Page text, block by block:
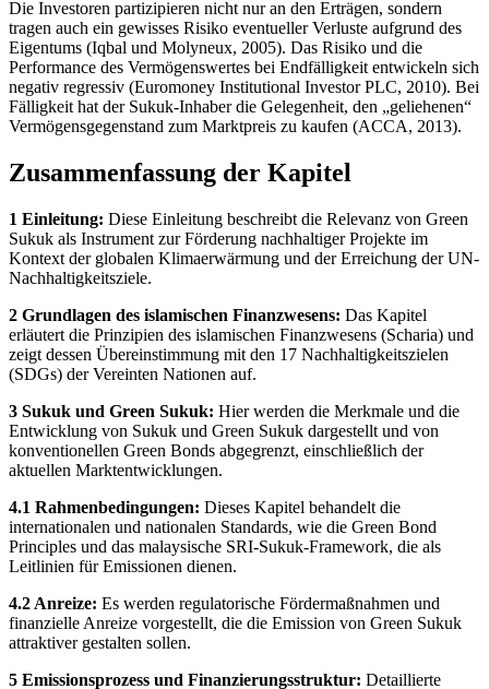
Die Investoren partizipieren nicht nur an den Erträgen, sondern
tragen auch ein gewisses Risiko eventueller Verluste aufgrund des
Eigentums (Iqbal und Molyneux, 2005). Das Risiko und die
Performance des Vermögenswertes bei Endfälligkeit entwickeln sich
negativ regressiv (Euromoney Institutional Investor PLC, 2010). Bei
Fälligkeit hat der Sukuk-Inhaber die Gelegenheit, den „geliehenen“
Vermögensgegenstand zum Marktpreis zu kaufen (ACCA, 2013).
Zusammenfassung der Kapitel
1 Einleitung: Diese Einleitung beschreibt die Relevanz von Green
Sukuk als Instrument zur Förderung nachhaltiger Projekte im
Kontext der globalen Klimaerwärmung und der Erreichung der UN-
Nachhaltigkeitsziele.
2 Grundlagen des islamischen Finanzwesens: Das Kapitel
erläutert die Prinzipien des islamischen Finanzwesens (Scharia) und
zeigt dessen Übereinstimmung mit den 17 Nachhaltigkeitszielen
(SDGs) der Vereinten Nationen auf.
3 Sukuk und Green Sukuk: Hier werden die Merkmale und die
Entwicklung von Sukuk und Green Sukuk dargestellt und von
konventionellen Green Bonds abgegrenzt, einschließlich der
aktuellen Marktentwicklungen.
4.1 Rahmenbedingungen: Dieses Kapitel behandelt die
internationalen und nationalen Standards, wie die Green Bond
Principles und das malaysische SRI-Sukuk-Framework, die als
Leitlinien für Emissionen dienen.
4.2 Anreize: Es werden regulatorische Fördermaßnahmen und
finanzielle Anreize vorgestellt, die die Emission von Green Sukuk
attraktiver gestalten sollen.
5 Emissionsprozess und Finanzierungsstruktur: Detaillierte